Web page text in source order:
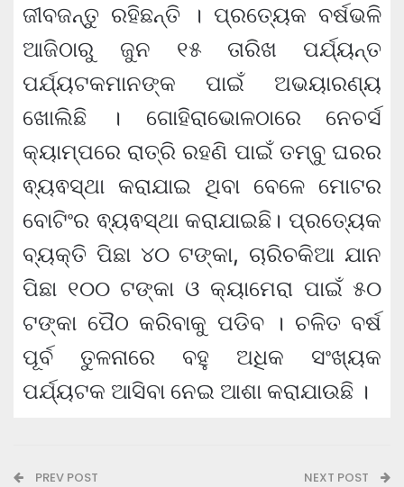
ଜୀବଜନ୍ତୁ ରହିଛନ୍ତି । ପ୍ରତ୍ୟେକ ବର୍ଷଭଳି
ଆଜିଠାରୁ ଜୁନ ୧୫ ତାରିଖ ପର୍ଯ୍ୟନ୍ତ
ପର୍ଯ୍ୟଟକମାନଙ୍କ ପାଇଁ ଅଭୟାରଣ୍ୟ
ଖୋଲିଛି । ଗୋହିରାଭୋଳଠାରେ ନେଚର୍ସ
କ୍ୟାମ୍ପରେ ରାତ୍ରି ରହଣି ପାଇଁ ତମ୍ବୁ ଘରର
ଵ୍ୟଵସ୍ଥା କରାଯାଇ ଥିବା ବେଳେ ମୋଟର
ବୋଟିଂର ଵ୍ୟଵସ୍ଥା କରାଯାଇଛି। ପ୍ରତ୍ୟେକ
ବ୍ୟକ୍ତି ପିଛା ୪୦ ଟଙ୍କା, ଚାରିଚକିଆ ଯାନ
ପିଛା ୧୦୦ ଟଙ୍କା ଓ କ୍ୟାମେରା ପାଇଁ ୫୦
ଟଙ୍କା ପୈଠ କରିବାକୁ ପଡିବ । ଚଳିତ ବର୍ଷ
ପୂର୍ବ ତୁଳନାରେ ବହୁ ଅଧିକ ସଂଖ୍ୟକ
ପର୍ଯ୍ୟଟକ ଆସିବା ନେଇ ଆଶା କରାଯାଉଛି ।
PREV POST NEXT POST